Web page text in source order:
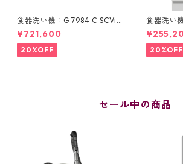
食器洗い機：G 7984 C SCVi
OS (60cm) ＊オールドア材取
付専用タイプ
¥721,600
20%OFF
食器洗い
テンレス/
専用タイプ
20%OFF
セール中の商品